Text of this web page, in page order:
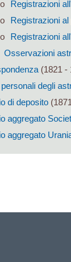
Registrazioni
Registrazioni
Registrazioni
Osservazioni
(1821 -
degli
di deposito
aggregato
aggregato